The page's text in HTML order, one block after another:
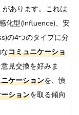
あります。これは
化型(Influence)、安
の4つのタイプに分
コミュニケーショ
見交換を好みま
ケーションを、慎
ションを取る傾向